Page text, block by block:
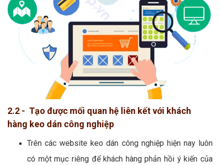
2.2 - Tạo được mối quan hệ liên kết với khách
hàng keo dán công nghiệp
Trên các website keo dán công nghiệp hiện nay luôn
có một mục riêng để khách hàng phản hồi ý kiến của